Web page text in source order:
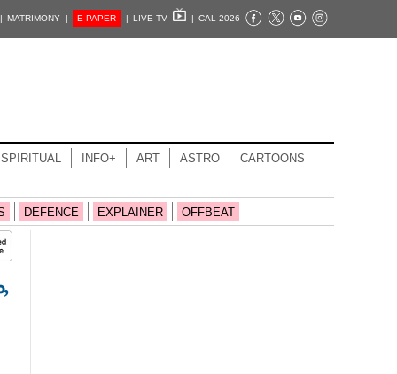
MATRIMONY | E-PAPER | LIVE TV | CAL 2026
SPIRITUAL INFO+ ART ASTRO CARTOONS
DEFENCE EXPLAINER OFFBEAT